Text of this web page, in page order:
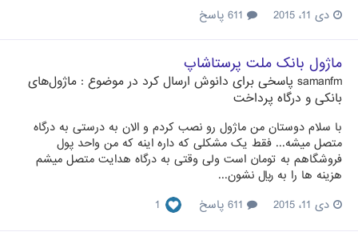
دی 11، 2015
ماژول بانک ملت پرستاشاپ
samanfm پاسخی برای دانوش ارسال کرد در موضوع : ماژول‌های
بانکی و درگاه پرداخت
با سلام دوستان من ماژول رو نصب کردم و الان به درستی به درگاه
متصل میشه... فقط یک مشکلی که داره اینه که من واحد پول
فروشگاهم به تومان است ولی وقتی به درگاه هدایت متصل میشم
هزینه ها را به ریال نشون...
دی 11، 2015
1